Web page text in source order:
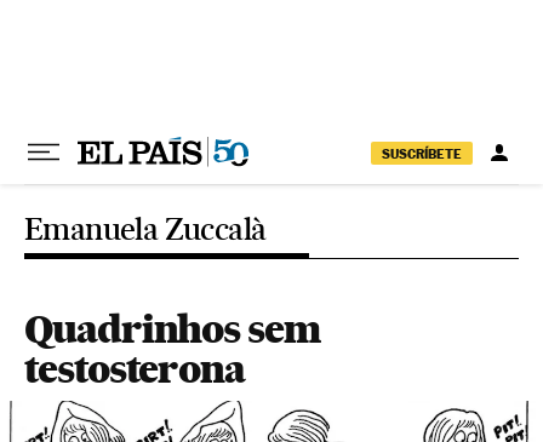
SUSCRÍBETE
Emanuela Zuccalà
Quadrinhos sem
testosterona